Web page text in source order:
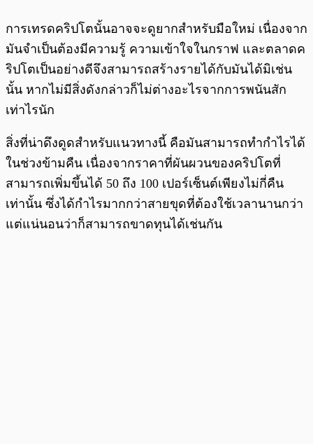
การเทรดคริปโตนั้นอาจจะดูยากสำหรับมือใหม่ เนื่องจาก
มันจำเป็นต้องมีความรู้ ความเข้าใจในกราฟ และตลาดค
ริปโตเป็นอย่างดีจึงสามารถสร้างรายได้กับมันได้มิเช่น
นั้น หากไม่มีสิ่งดังกล่าวก็ไม่ต่างอะไรจากการพนันสัก
เท่าไรนัก
สิ่งที่น่าดึงดูดสำหรับแนวทางนี้ คือมันสามารถทำกำไรได้
ในช่วงข้ามคืน เนื่องจากราคาที่ผันผวนของคริปโตที่
สามารถเพิ่มขึ้นได้ 50 ถึง 100 เปอร์เซ็นต์เพียงไม่กี่คืน
เท่านั้น ซึ่งได้กำไรมากกว่าสายขุดที่ต้องใช้เวลานานกว่า
แต่แน่นอนว่าก็สามารถขาดทุนได้เช่นกัน